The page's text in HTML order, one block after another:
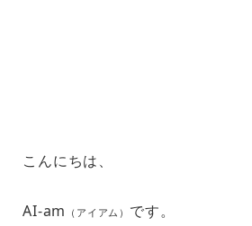
こんにちは、
AI-am （アイアム） です。